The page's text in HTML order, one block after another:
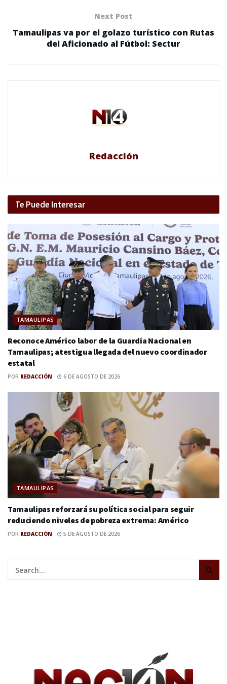
Next Post
Tamaulipas va por el golazo turístico con Rutas
del Aficionado al Fútbol: Sectur
Redacción
Te Puede Interesar
TAMAULIPAS
Reconoce Américo labor de la Guardia Nacional en
Tamaulipas; atestigua llegada del nuevo coordinador
estatal
POR REDACCIÓN 6 DE AGOSTO DE 2026
TAMAULIPAS
Tamaulipas reforzará su política social para seguir
reduciendo niveles de pobreza extrema: Américo
POR REDACCIÓN 5 DE AGOSTO DE 2026